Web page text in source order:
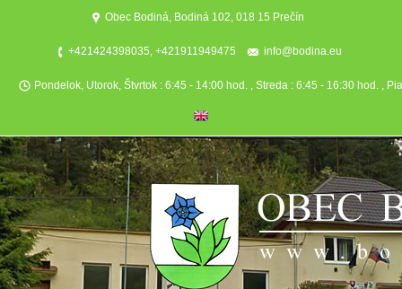
Obec Bodiná, Bodiná 102, 018 15 Prečín
+421424398035, +421911949475 info@bodina.eu
Pondelok, Utorok, Štvrtok : 6:45 - 14:00 hod. , Streda : 6:45 - 16:30 hod. ,